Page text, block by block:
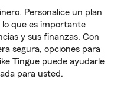
Personalice un plan
que es importante
y sus finanzas. Con
segura, opciones para
Tingue puede ayudarle
para usted.